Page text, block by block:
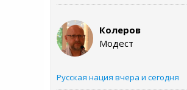
Колеров
Модест
Русская нация вчера и сегодня